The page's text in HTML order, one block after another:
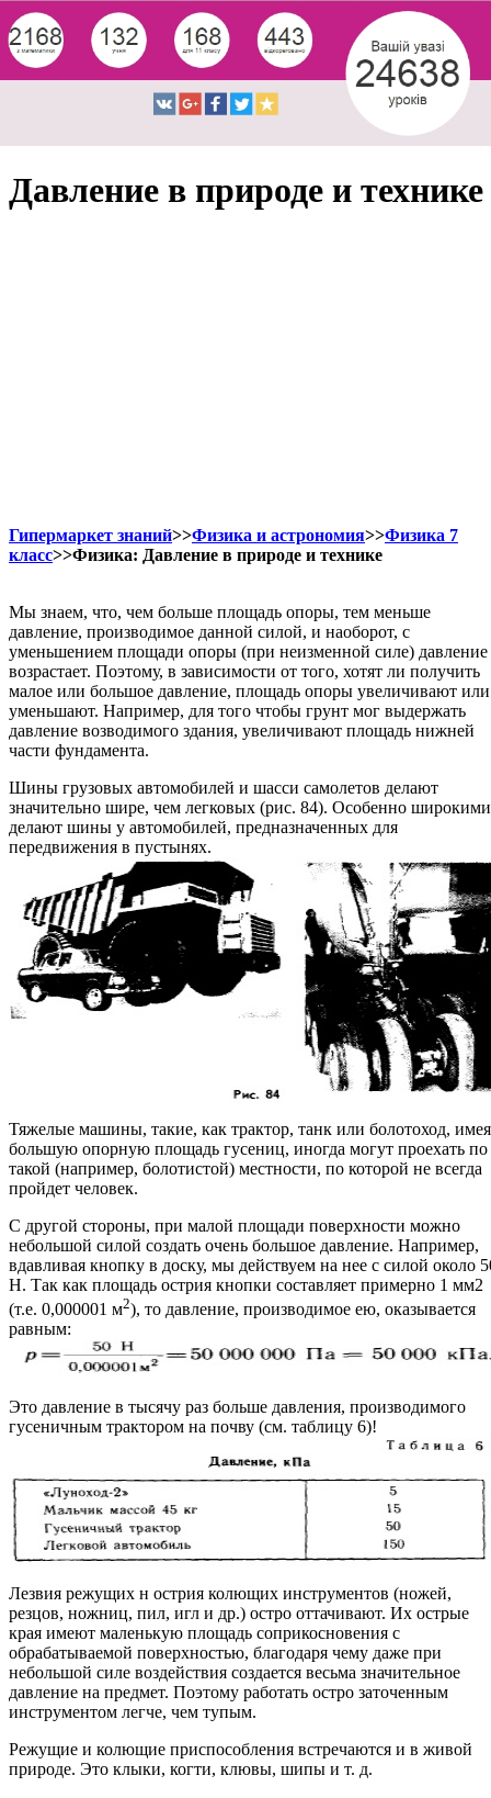
Давление в природе и технике
Гипермаркет знаний>>Физика и астрономия>>Физика 7
класс>>Физика: Давление в природе и технике
Мы знаем, что, чем больше площадь опоры, тем меньше
давление, производимое данной силой, и наоборот, с
уменьшением площади опоры (при неизменной силе) давление
возрастает. Поэтому, в зависимости от того, хотят ли получить
малое или большое давление, площадь опоры увеличивают или
уменьшают. Например, для того чтобы грунт мог выдержать
давление возводимого здания, увеличивают площадь нижней
части фундамента.
Шины грузовых автомобилей и шасси самолетов делают
значительно шире, чем легковых (рис. 84). Особенно широкими
делают шины у автомобилей, предназначенных для
передвижения в пустынях.
Тяжелые машины, такие, как трактор, танк или болотоход, имея
большую опорную площадь гусениц, иногда могут проехать по
такой (например, болотистой) местности, по которой не всегда
пройдет человек.
С другой стороны, при малой площади поверхности можно
небольшой силой создать очень большое давление. Например,
вдавливая кнопку в доску, мы действуем на нее с силой около
Н. Так как площадь острия кнопки составляет примерно 1 мм2
(т.е. 0,000001 м2), то давление, производимое ею, оказывается
равным:
Это давление в тысячу раз больше давления, производимого
гусеничным трактором на почву (см. таблицу 6)!
Лезвия режущих н острия колющих инструментов (ножей,
резцов, ножниц, пил, игл и др.) остро оттачивают. Их острые
края имеют маленькую площадь соприкосновения с
обрабатываемой поверхностью, благодаря чему даже при
небольшой силе воздействия создается весьма значительное
давление на предмет. Поэтому работать остро заточенным
инструментом легче, чем тупым.
Режущие и колющие приспособления встречаются и в живой
природе. Это клыки, когти, клювы, шипы и т. д.